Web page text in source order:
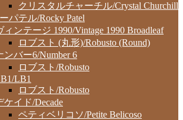
クリスタルチャーチル/Crystal Churchill
パテル/Rocky Patel
ィンテージ 1990/Vintage 1990 Broadleaf
ロブスト (丸形)/Robusto (Round)
ンバー6/Number 6
ロブスト/Robusto
LB1
ロブスト/Robusto
ケイド/Decade
ペティベリコソ/Petite Belicoso